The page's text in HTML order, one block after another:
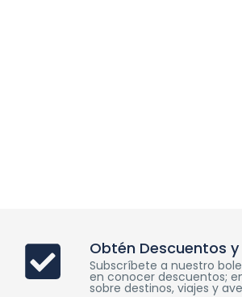
Obtén Descuentos y
Subscríbete a nuestro
en conocer descuentos;
sobre destinos, viajes y